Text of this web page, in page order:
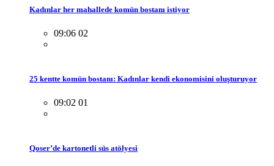
Kadınlar her mahallede komün bostanı istiyor
09:06 02
25 kentte komün bostanı: Kadınlar kendi ekonomisini oluşturuyor
09:02 01
Qoser’de kartonetli süs atölyesi